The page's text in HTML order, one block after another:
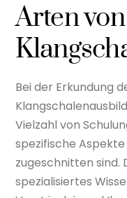
Arten von
Bei der Erkundung
Vielzahl von
spezifische
zugeschnitten sind.
spezialisiertes